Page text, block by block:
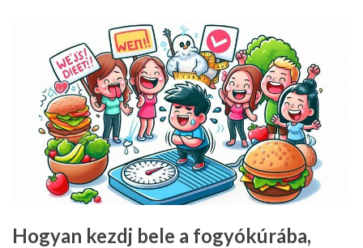
Hogyan kezdj bele a fogyókúrába,